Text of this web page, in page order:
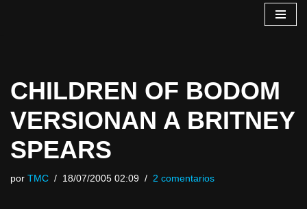
CHILDREN OF BODOM
VERSIONAN A BRITNEY
SPEARS
por TMC 18/07/2005 02:09 2 comentarios